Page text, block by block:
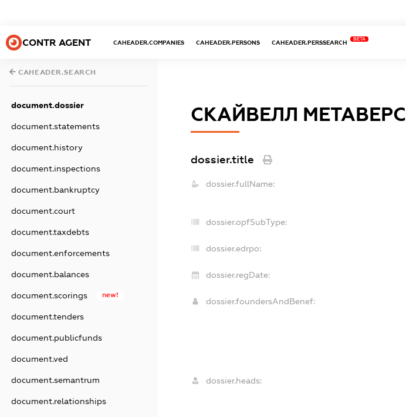
CONTR AGENT CAHEADER.COMPANIES CAHEADER.PERSONS CAHEADER.PERSSEARCH
BETA
CAHEADER.SEARCH
document.dossier
document.statements
document.history
document.inspections
document.bankruptcy
document.court
document.taxdebts
document.enforcements
document.balances
document.scorings new!
document.tenders
document.publicfunds
document.ved
document.semantrum
document.relationships
СКАЙВЕЛЛ МЕТАВЕРС
dossier.title
dossier.fullName:
dossier.opfSubType:
dossier.edrpo:
dossier.regDate:
dossier.foundersAndBenef:
dossier.heads: